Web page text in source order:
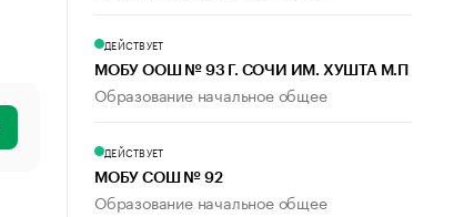
ДЕЙСТВУЕТ
МОБУ ООШ № 93 Г. СОЧИ ИМ. ХУШТА М.П
Образование начальное общее
ДЕЙСТВУЕТ
МОБУ СОШ № 92
Образование начальное общее